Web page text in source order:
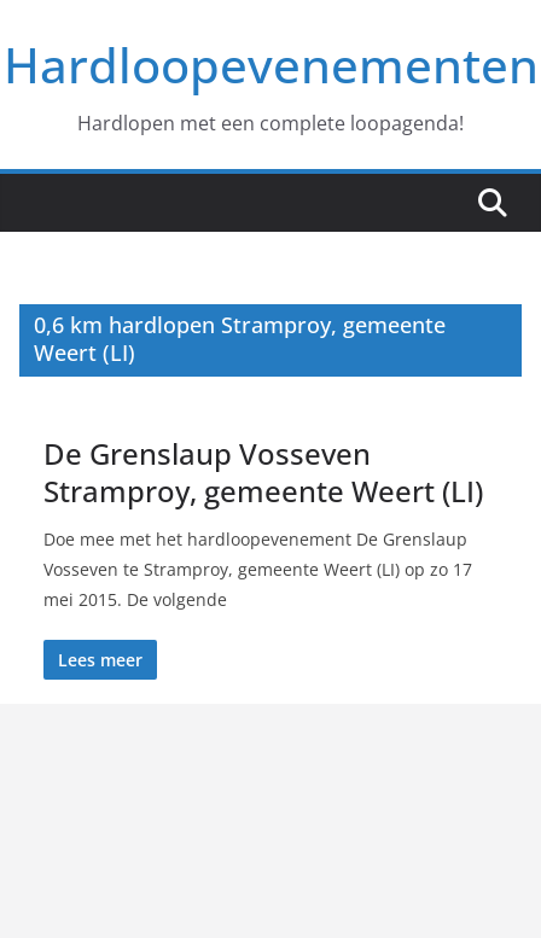
naar
deHardloopevenementen
Hardlopen met een complete loopagenda!
0,6 km hardlopen Stramproy, gemeente
Weert (LI)
De Grenslaup Vosseven
Stramproy, gemeente Weert (LI)
Doe mee met het hardloopevenement De Grenslaup
Vosseven te Stramproy, gemeente Weert (LI) op zo 17
mei 2015. De volgende
Lees meer